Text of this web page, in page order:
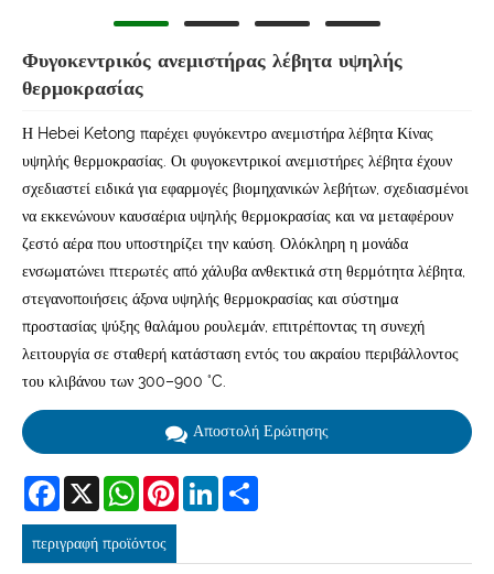
Φυγοκεντρικός ανεμιστήρας λέβητα υψηλής
θερμοκρασίας
Η Hebei Ketong παρέχει φυγόκεντρο ανεμιστήρα λέβητα Κίνας
υψηλής θερμοκρασίας. Οι φυγοκεντρικοί ανεμιστήρες λέβητα έχουν
σχεδιαστεί ειδικά για εφαρμογές βιομηχανικών λεβήτων, σχεδιασμένοι
να εκκενώνουν καυσαέρια υψηλής θερμοκρασίας και να μεταφέρουν
ζεστό αέρα που υποστηρίζει την καύση. Ολόκληρη η μονάδα
ενσωματώνει πτερωτές από χάλυβα ανθεκτικά στη θερμότητα λέβητα,
στεγανοποιήσεις άξονα υψηλής θερμοκρασίας και σύστημα
προστασίας ψύξης θαλάμου ρουλεμάν, επιτρέποντας τη συνεχή
λειτουργία σε σταθερή κατάσταση εντός του ακραίου περιβάλλοντος
του κλιβάνου των 300–900 °C.
Αποστολή Ερώτησης
Facebook
X WhatsAppPinterestLinkedIn
περιγραφή προϊόντος